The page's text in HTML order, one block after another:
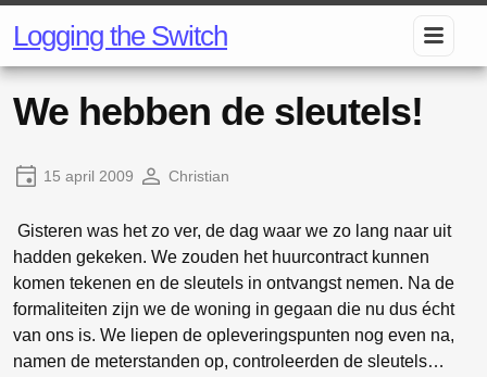
Logging the Switch
We hebben de sleutels!
15 april 2009 Christian
Gisteren was het zo ver, de dag waar we zo lang naar uit
hadden gekeken. We zouden het huurcontract kunnen
komen tekenen en de sleutels in ontvangst nemen. Na de
formaliteiten zijn we de woning in gegaan die nu dus écht
van ons is. We liepen de opleveringspunten nog even na,
namen de meterstanden op, controleerden de sleutels…